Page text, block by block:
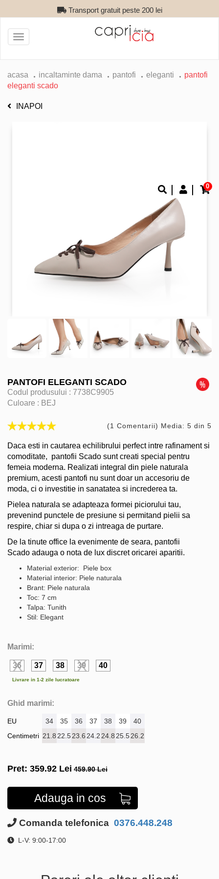
Transport gratuit peste 200 lei
0
Toggle
navigation
acasa incaltaminte dama pantofi eleganti
pantofi
eleganti scado
INAPOI
PANTOFI ELEGANTI SCADO
Codul produsului : 7738C9905
Culoare : BEJ
(1 Comentarii) Media: 5 din 5
Daca esti in cautarea echilibrului perfect intre rafinament si
comoditate, pantofii Scado sunt creati special pentru
femeia moderna. Realizati integral din piele naturala
premium, acesti pantofi nu sunt doar un accesoriu de
moda, ci o investitie in sanatatea si increderea ta.
Pielea naturala se adapteaza formei piciorului tau,
prevenind punctele de presiune si permitand pielii sa
respire, chiar si dupa o zi intreaga de purtare.
De la tinute office la evenimente de seara, pantofii
Scado adauga o nota de lux discret oricarei aparitii.
Material exterior: Piele box
Material interior: Piele naturala
Brant: Piele naturala
Toc: 7 cm
Talpa: Tunith
Stil: Elegant
Marimi:
36 37 38 39 40
Livrare in 1-2 zile lucratoare
Ghid marimi:
EU
Centimetri
34 35 36 37 38 39
40
21.8 22.523.6 24.2 24.8 25.526.2
Pret: 359.92 Lei 459.90 Lei
Adauga in cos
Comanda telefonica 0376.448.248
L-V: 9:00-17:00